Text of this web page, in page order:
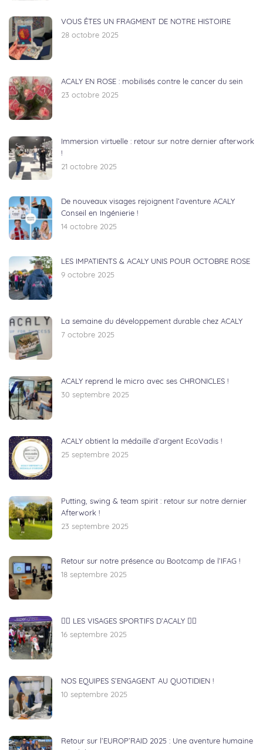
VOUS ÊTES UN FRAGMENT DE NOTRE HISTOIRE
28 octobre 2025
ACALY EN ROSE : mobilisés contre le cancer du sein
23 octobre 2025
Immersion virtuelle : retour sur notre dernier afterwork
!
21 octobre 2025
De nouveaux visages rejoignent l’aventure ACALY
Conseil en Ingénierie !
14 octobre 2025
LES IMPATIENTS & ACALY UNIS POUR OCTOBRE ROSE
9 octobre 2025
La semaine du développement durable chez ACALY
7 octobre 2025
ACALY reprend le micro avec ses CHRONICLES !
30 septembre 2025
ACALY obtient la médaille d’argent EcoVadis !
25 septembre 2025
Putting, swing & team spirit : retour sur notre dernier
Afterwork !
23 septembre 2025
Retour sur notre présence au Bootcamp de l’IFAG !
18 septembre 2025
🏃‍♂️ LES VISAGES SPORTIFS D’ACALY 🚴‍♀️
16 septembre 2025
NOS EQUIPES S’ENGAGENT AU QUOTIDIEN !
10 septembre 2025
Retour sur l’EUROP’RAID 2025 : Une aventure humaine